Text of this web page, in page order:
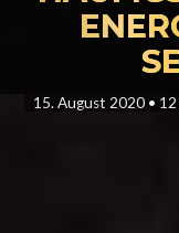
15. August 2020•